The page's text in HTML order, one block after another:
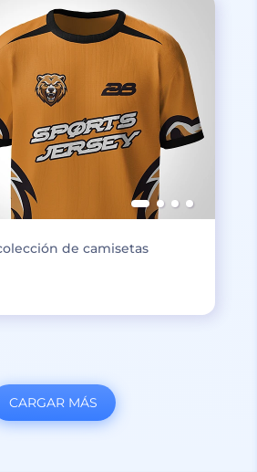
de camisetas
CARGAR MÁS